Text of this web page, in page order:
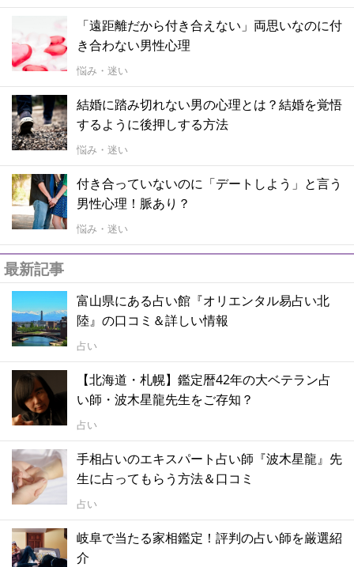
「遠距離だから付き合えない」両思いなのに付
き合わない男性心理
悩み・迷い
結婚に踏み切れない男の心理とは？結婚を覚悟
するように後押しする方法
悩み・迷い
付き合っていないのに「デートしよう」と言う
男性心理！脈あり？
悩み・迷い
最新記事
富山県にある占い館『オリエンタル易占い北
陸』の口コミ＆詳しい情報
占い
【北海道・札幌】鑑定暦42年の大ベテラン占
い師・波木星龍先生をご存知？
占い
手相占いのエキスパート占い師『波木星龍』先
生に占ってもらう方法＆口コミ
占い
岐阜で当たる家相鑑定！評判の占い師を厳選紹
介